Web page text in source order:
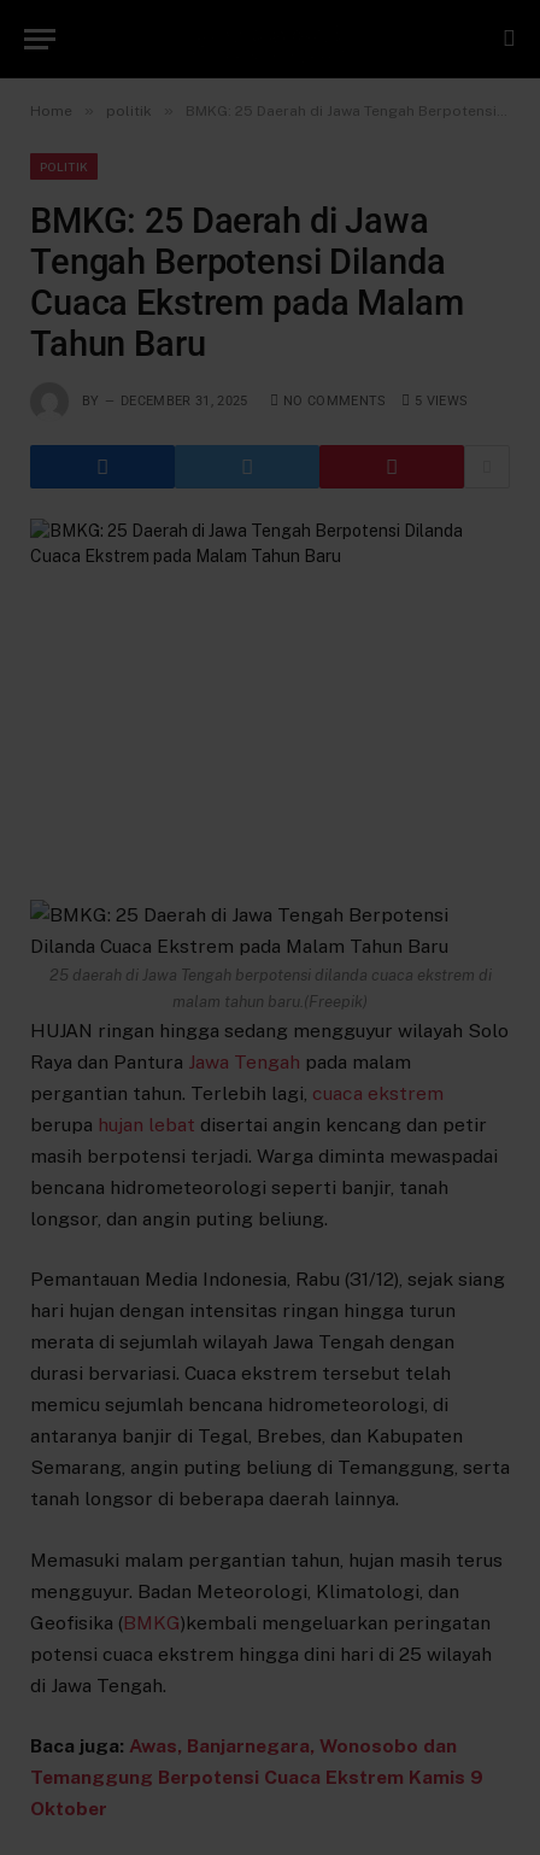
Home politik BMKG: 25 Daerah di Jawa Tengah Berpotensi Dilanda Cuaca Ekstrem pada Malam Tahun Baru
POLITIK
BMKG: 25 Daerah di Jawa
Tengah Berpotensi Dilanda
Cuaca Ekstrem pada Malam
Tahun Baru
BY DECEMBER 31, 2025 NO COMMENTS 5 VIEWS
25 daerah di Jawa Tengah berpotensi dilanda cuaca ekstrem di
malam tahun baru.(Freepik)
HUJAN ringan hingga sedang mengguyur wilayah Solo
Raya dan Pantura Jawa Tengah pada malam
pergantian tahun. Terlebih lagi, cuaca ekstrem
berupa hujan lebat disertai angin kencang dan petir
masih berpotensi terjadi. Warga diminta mewaspadai
bencana hidrometeorologi seperti banjir, tanah
longsor, dan angin puting beliung.
Pemantauan Media Indonesia, Rabu (31/12), sejak siang
hari hujan dengan intensitas ringan hingga turun
merata di sejumlah wilayah Jawa Tengah dengan
durasi bervariasi. Cuaca ekstrem tersebut telah
memicu sejumlah bencana hidrometeorologi, di
antaranya banjir di Tegal, Brebes, dan Kabupaten
Semarang, angin puting beliung di Temanggung, serta
tanah longsor di beberapa daerah lainnya.
Memasuki malam pergantian tahun, hujan masih terus
mengguyur. Badan Meteorologi, Klimatologi, dan
Geofisika (BMKG)kembali mengeluarkan peringatan
potensi cuaca ekstrem hingga dini hari di 25 wilayah
di Jawa Tengah.
Baca juga: Awas, Banjarnegara, Wonosobo dan
Temanggung Berpotensi Cuaca Ekstrem Kamis 9
Oktober